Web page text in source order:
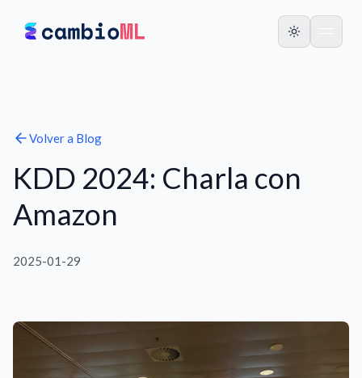
Volver a Blog
KDD 2024: Charla con
Amazon
2025-01-29